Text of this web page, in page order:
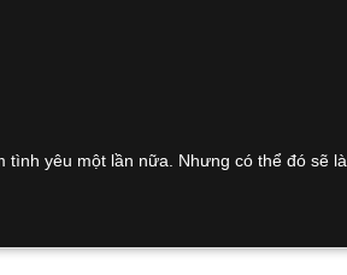
tình yêu một lần nữa. Nhưng có thể đó sẽ là